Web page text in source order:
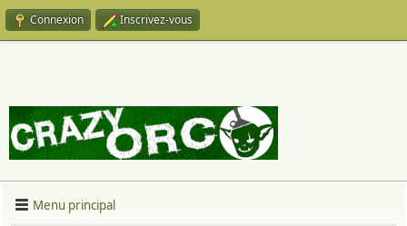
Connexion Inscrivez-vous
Menu principal